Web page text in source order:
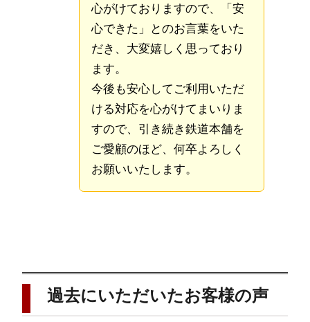
心がけておりますので、「安
心できた」とのお言葉をいた
だき、大変嬉しく思っており
ます。
今後も安心してご利用いただ
ける対応を心がけてまいりま
すので、引き続き鉄道本舗を
ご愛顧のほど、何卒よろしく
お願いいたします。
過去にいただいたお客様の声